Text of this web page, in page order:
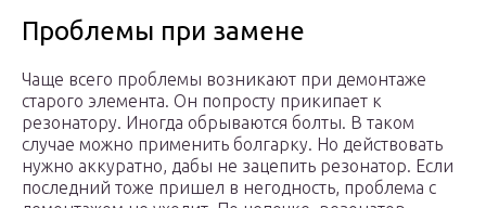
Проблемы при замене
Чаще всего проблемы возникают при демонтаже
старого элемента. Он попросту прикипает к
резонатору. Иногда обрываются болты. В таком
случае можно применить болгарку. Но действовать
нужно аккуратно, дабы не зацепить резонатор. Если
последний тоже пришел в негодность, проблема с